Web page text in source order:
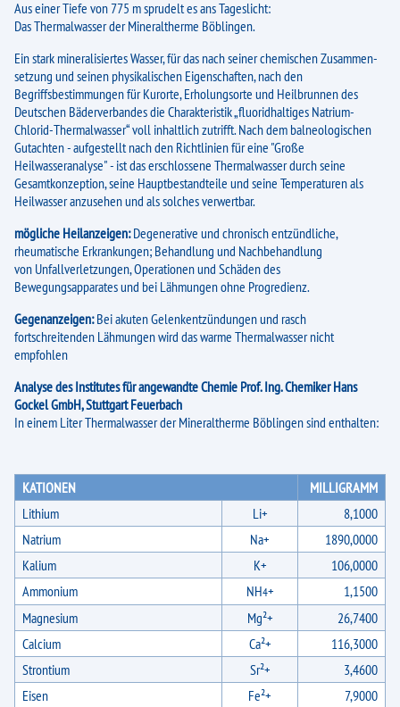
Wissenswertes
Massagen
Gastronomie
Lange Therme-Nacht
Klavier und Kaffee
Sommer-Sonnen-Tarife
WohlFühlTag "Atmung"
Anfahrt & Parken
Online-Shop
AGB
Stellenangebote
Etikette
Lageplan
Aus einer Tiefe von 775 m sprudelt es ans Tageslicht:
Das Thermalwasser der Mineraltherme Böblingen.
Ein stark mineralisiertes Wasser, für das nach seiner chemischen Zusammen-
setzung und seinen physikalischen Eigenschaften, nach den
Begriffsbestimmungen für Kurorte, Erholungsorte und Heilbrunnen des
Deutschen Bäderverbandes die Charakteristik „fluoridhaltiges Natrium-
Chlorid-Thermalwasser“ voll inhaltlich zutrifft. Nach dem balneologischen
Gutachten - aufgestellt nach den Richtlinien für eine "Große
Heilwasseranalyse" - ist das erschlossene Thermalwasser durch seine
Gesamtkonzeption, seine Hauptbestandteile und seine Temperaturen als
Heilwasser anzusehen und als solches verwertbar.
mögliche Heilanzeigen:Degenerative und chronisch entzündliche,
rheumatische Erkrankungen; Behandlung und Nachbehandlung
von Unfallverletzungen, Operationen und Schäden des
Bewegungsapparates und bei Lähmungen ohne Progredienz.
Gegenanzeigen:Bei akuten Gelenkentzündungen und rasch
fortschreitenden Lähmungen wird das warme Thermalwasser nicht
empfohlen
Analyse des Institutes für angewandte Chemie Prof. Ing. Chemiker Hans
Gockel GmbH, Stuttgart Feuerbach
In einem Liter Thermalwasser der Mineraltherme Böblingen sind enthalten:
KATIONEN
MILLIGRAMM
Lithium
Li+
8,1000
Natrium
Na+
1890,0000
Kalium
K+
106,0000
Ammonium
NH4+
1,1500
Magnesium
Mg²+
26,7400
Calcium
Ca²+
116,3000
Strontium
Sr²+
3,4600
Eisen
Fe²+
7,9000